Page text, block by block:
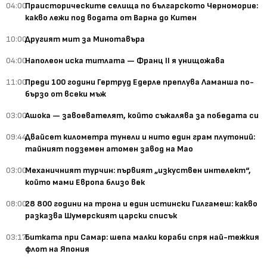
04:00Праисторическите селища по българското Черноморие:
какво лежи под водата от Варна до Китен
10:00Другият мит за Минотавъра
04:00Наполеон иска титлата — Франц II я унищожава
11:00Преди 100 години Гертруд Едерле преплува Ламанша по-
бързо от всеки мъж
03:00Ашока — завоевателят, който съжалява за победата си
09:44Двайсет километра тунели и нито един грам плутоний:
тайният подземен атомен завод на Мао
03:00Механичният турчин: първият „изкуствен интелект“,
който мами Европа близо век
08:0028 800 години на трона и един истински Гилгамеш: какво
разказва Шумерският царски списък
03:17Битката при Самар: шепа малки кораби спря най-тежкия
флот на Япония